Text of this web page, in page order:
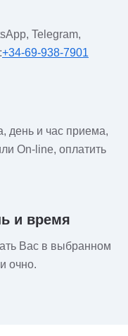
Telegram,
+34-69-938-7901
день и час приема,
On-line, оплатить
и время
Вас в выбранном
очно.